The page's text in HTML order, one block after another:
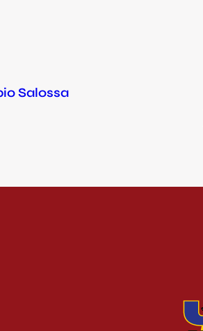
Salossa